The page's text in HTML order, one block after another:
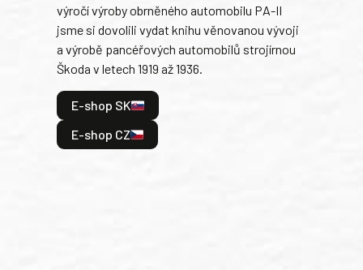
výročí výroby obrněného automobilu PA-II
jsme si dovolili vydat knihu věnovanou vývoji
a výrobě pancéřových automobilů strojírnou
Škoda v letech 1919 až 1936.
E-shop SK
E-shop CZ